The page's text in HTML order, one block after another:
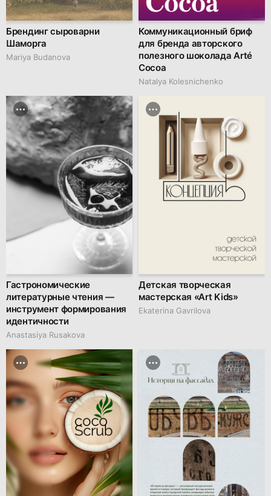
Брендинг сыроварни
Шаморга
Mariya Budanova
Коммуникационный бриф
для бренда авторского
полезного шоколада Arté
Сocoa
Natalya Kolesnichenko
Гастрономические
литературные чтения —
инструмент формирования
идентичности
Anastasiya Rusakova
Детская творческая
мастерская «Art Kids»
Ekaterina Gavrilova